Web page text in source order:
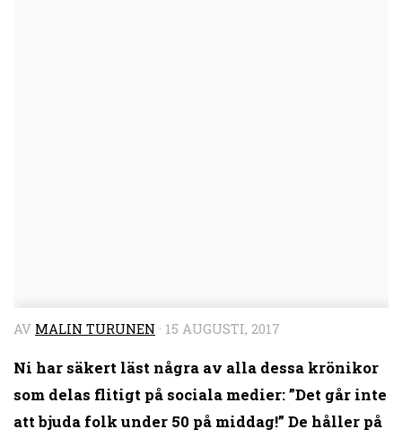
AV MALIN TURUNEN · 15 AUGUSTI, 2017
Ni har säkert läst några av alla dessa krönikor
som delas flitigt på sociala medier: ”Det går inte
att bjuda folk under 50 på middag!” De håller på